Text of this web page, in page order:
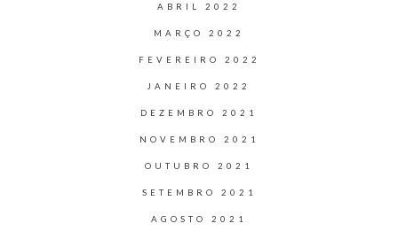
ABRIL 2022
MARÇO 2022
FEVEREIRO 2022
JANEIRO 2022
DEZEMBRO 2021
NOVEMBRO 2021
OUTUBRO 2021
SETEMBRO 2021
AGOSTO 2021